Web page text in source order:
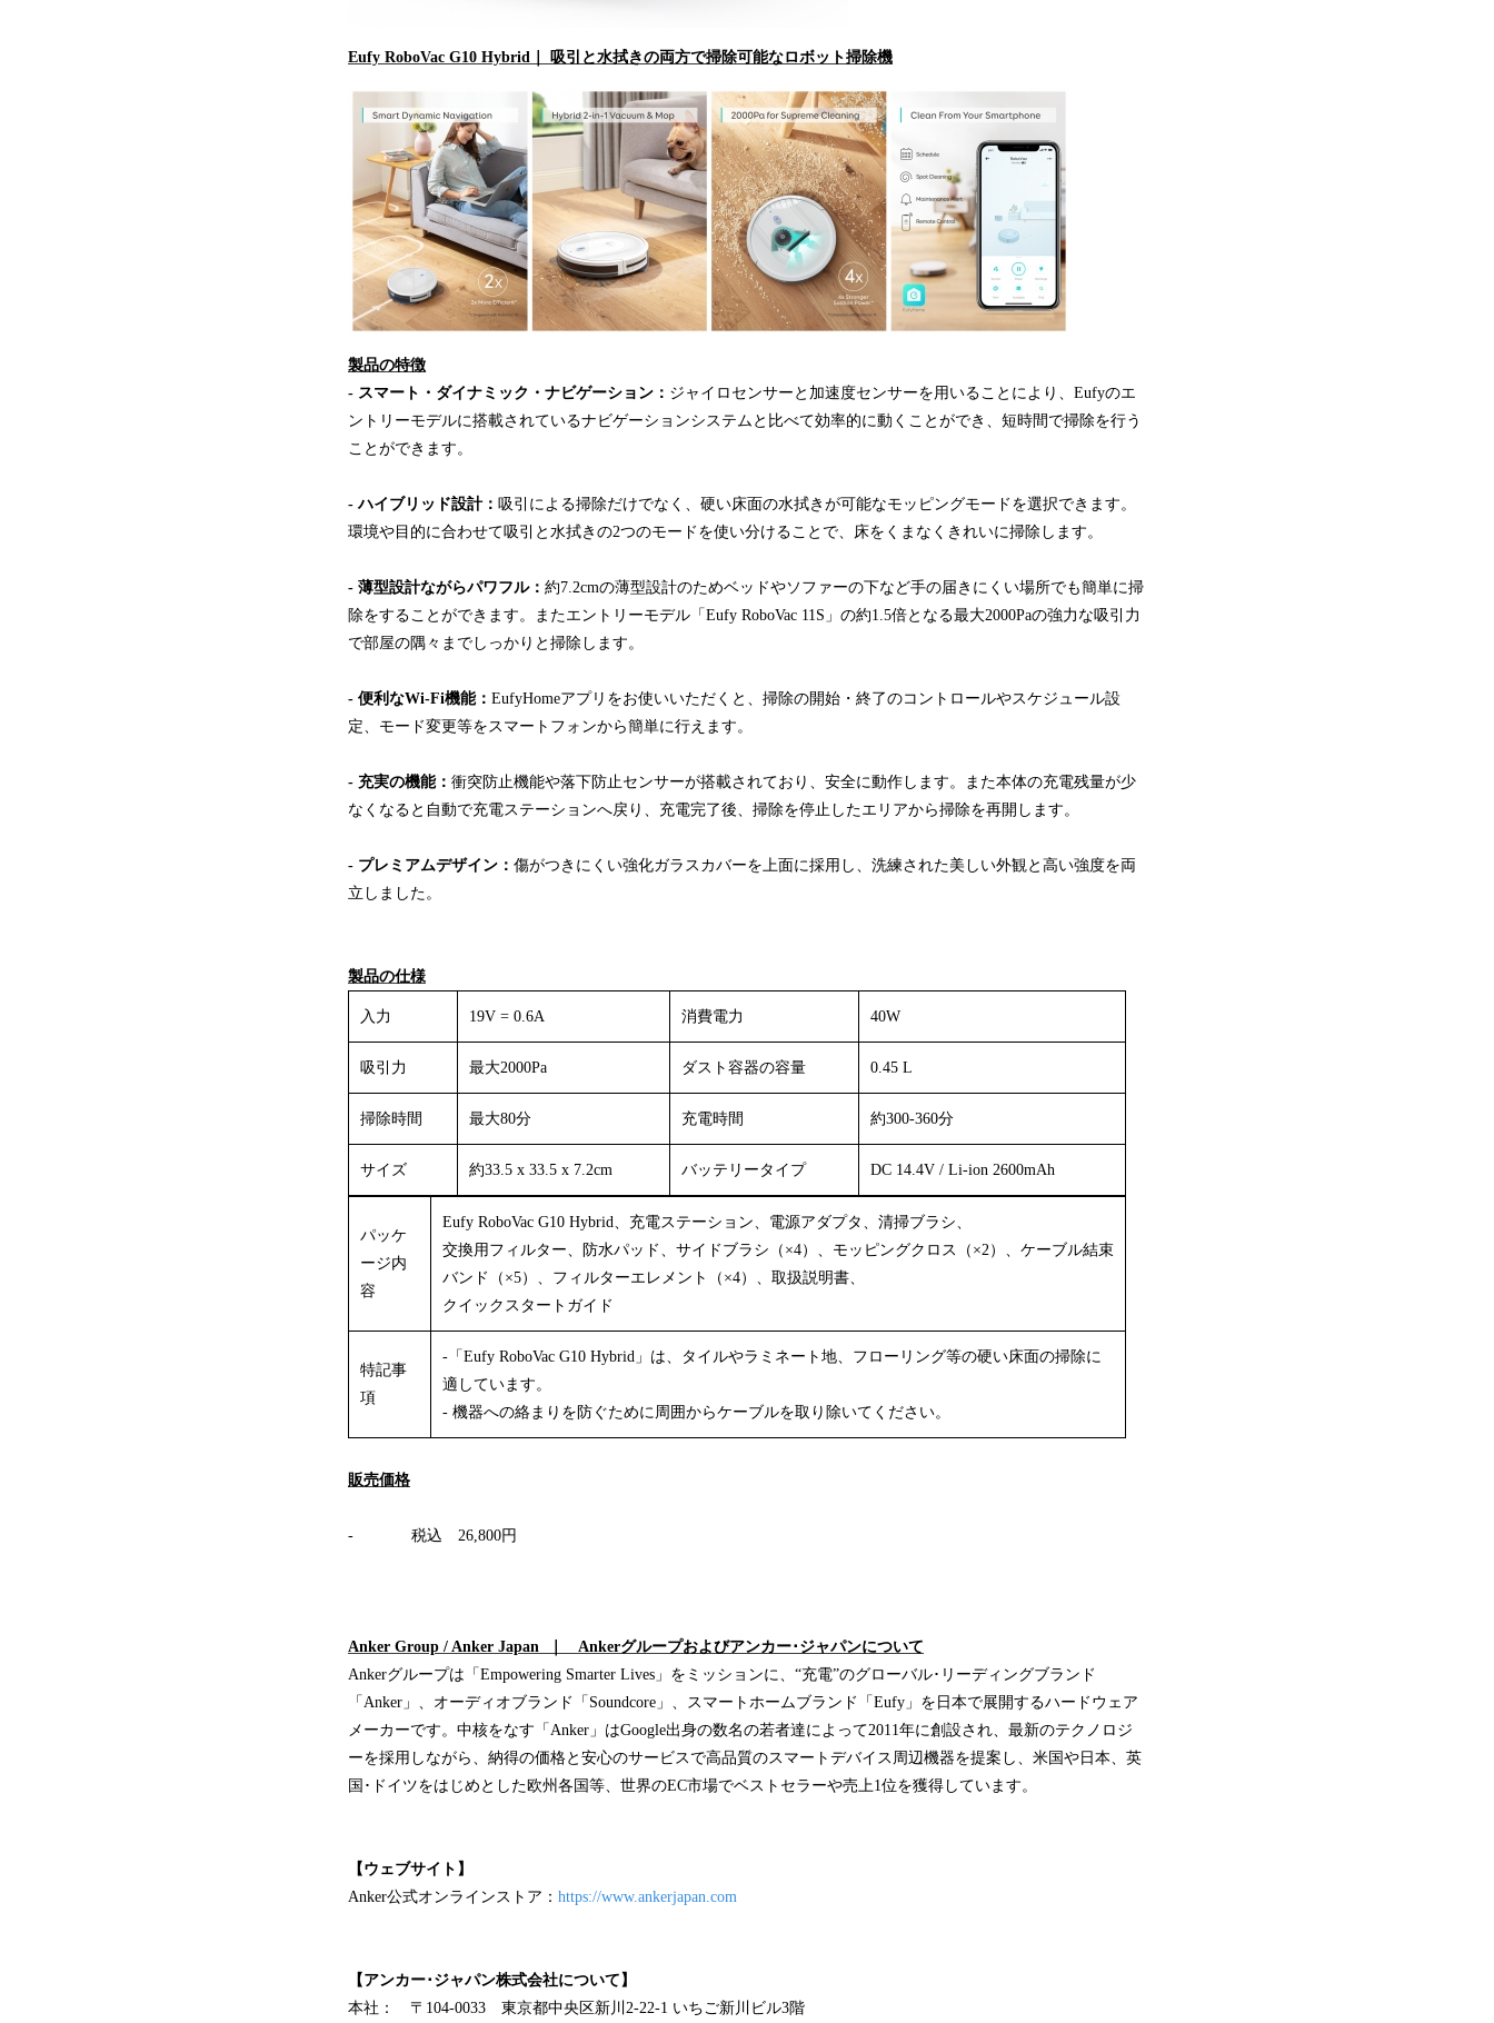
Eufy RoboVac G10 Hybrid｜ 吸引と水拭きの両方で掃除可能なロボット掃除機
製品の特徴
- スマート・ダイナミック・ナビゲーション： ジャイロセンサーと加速度センサーを用いることにより、Eufyのエ
ントリーモデルに搭載されているナビゲーションシステムと比べて効率的に動くことができ、短時間で掃除を行う
ことができます。
- ハイブリッド設計： 吸引による掃除だけでなく、硬い床面の水拭きが可能なモッピングモードを選択できます。
環境や目的に合わせて吸引と水拭きの2つのモードを使い分けることで、床をくまなくきれいに掃除します。
- 薄型設計ながらパワフル： 約7.2cmの薄型設計のためベッドやソファーの下など手の届きにくい場所でも簡単に掃
除をすることができます。またエントリーモデル「Eufy RoboVac 11S」の約1.5倍となる最大2000Paの強力な吸引力
で部屋の隅々までしっかりと掃除します。
- 便利なWi-Fi機能： EufyHomeアプリをお使いいただくと、掃除の開始・終了のコントロールやスケジュール設
定、モード変更等をスマートフォンから簡単に行えます。
- 充実の機能： 衝突防止機能や落下防止センサーが搭載されており、安全に動作します。また本体の充電残量が少
なくなると自動で充電ステーションへ戻り、充電完了後、掃除を停止したエリアから掃除を再開します。
- プレミアムデザイン： 傷がつきにくい強化ガラスカバーを上面に採用し、洗練された美しい外観と高い強度を両
立しました。
製品の仕様
入力 19V = 0.6A 消費電力 40W
吸引力 最大2000Pa ダスト容器の容量 0.45 L
掃除時間 最大80分 充電時間 約300-360分
サイズ 約33.5 x 33.5 x 7.2cm バッテリータイプ DC 14.4V / Li-ion 2600mAh
パッケ
ージ内
容
Eufy RoboVac G10 Hybrid、充電ステーション、電源アダプタ、清掃ブラシ、
交換用フィルター、防水パッド、サイドブラシ（×4）、モッピングクロス（×2）、ケーブル結束
バンド（×5）、フィルターエレメント（×4）、取扱説明書、
クイックスタートガイド
特記事
項
-「Eufy RoboVac G10 Hybrid」は、タイルやラミネート地、フローリング等の硬い床面の掃除に
適しています。
- 機器への絡まりを防ぐために周囲からケーブルを取り除いてください。
販売価格
- 税込 26,800円
Anker Group / Anker Japan ｜ Ankerグループおよびアンカー･ジャパンについて
Ankerグループは「Empowering Smarter Lives」をミッションに、“充電”のグローバル･リーディングブランド
「Anker」、オーディオブランド「Soundcore」、スマートホームブランド「Eufy」を日本で展開するハードウェア
メーカーです。中核をなす「Anker」はGoogle出身の数名の若者達によって2011年に創設され、最新のテクノロジ
ーを採用しながら、納得の価格と安心のサービスで高品質のスマートデバイス周辺機器を提案し、米国や日本、英
国･ドイツをはじめとした欧州各国等、世界のEC市場でベストセラーや売上1位を獲得しています。
【ウェブサイト】
Anker公式オンラインストア： https://www.ankerjapan.com
【アンカー･ジャパン株式会社について】
本社： 〒104-0033 東京都中央区新川2-22-1 いちご新川ビル3階